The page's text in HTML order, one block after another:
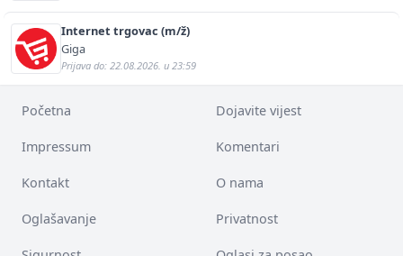
Internet trgovac (m/ž)
Giga
Prijava do: 22.08.2026. u 23:59
Početna Dojavite vijest
Impressum Komentari
Kontakt O nama
Oglašavanje Privatnost